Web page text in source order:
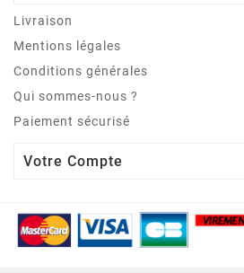
Livraison
Mentions légales
Conditions générales
Qui sommes-nous ?
Paiement sécurisé
Votre Compte